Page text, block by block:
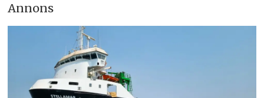
Annons